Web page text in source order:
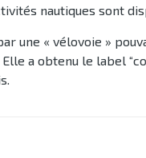
nautiques sont
une « vélovoie »
a obtenu le label